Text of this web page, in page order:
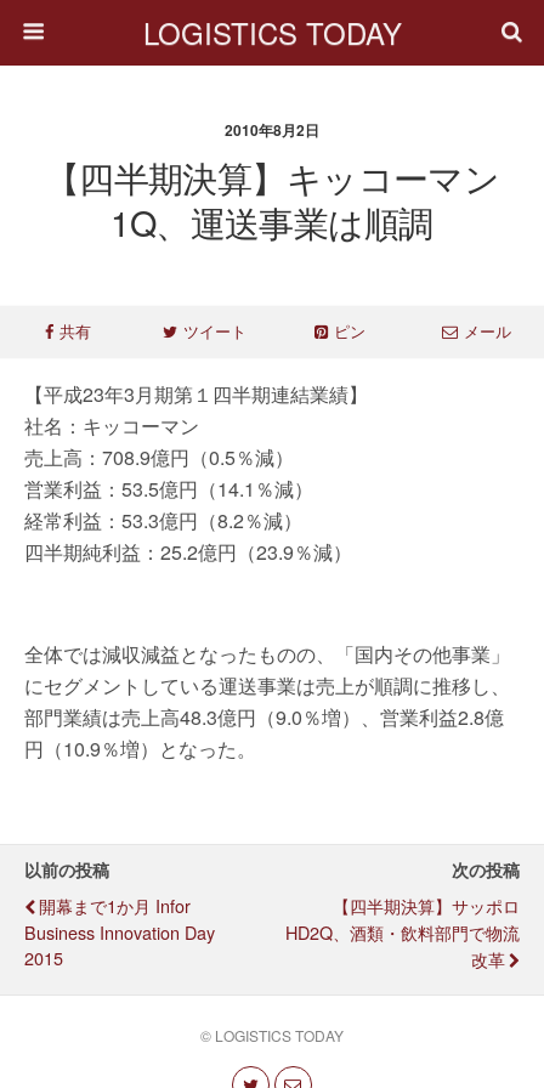
LOGISTICS TODAY
2010年8月2日
【四半期決算】キッコーマン
1Q、運送事業は順調
共有 ツイート ピン メール
【平成23年3月期第１四半期連結業績】
社名：キッコーマン
売上高：708.9億円（0.5％減）
営業利益：53.5億円（14.1％減）
経常利益：53.3億円（8.2％減）
四半期純利益：25.2億円（23.9％減）
全体では減収減益となったものの、「国内その他事業」
にセグメントしている運送事業は売上が順調に推移し、
部門業績は売上高48.3億円（9.0％増）、営業利益2.8億
円（10.9％増）となった。
以前の投稿
開幕まで1か月 Infor
Business Innovation Day
2015
次の投稿
【四半期決算】サッポロ
HD2Q、酒類・飲料部門で物流
改革
© LOGISTICS TODAY